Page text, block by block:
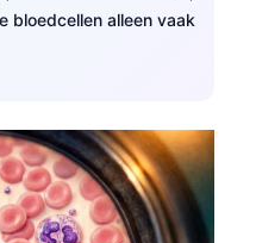
bloedcellen alleen vaak